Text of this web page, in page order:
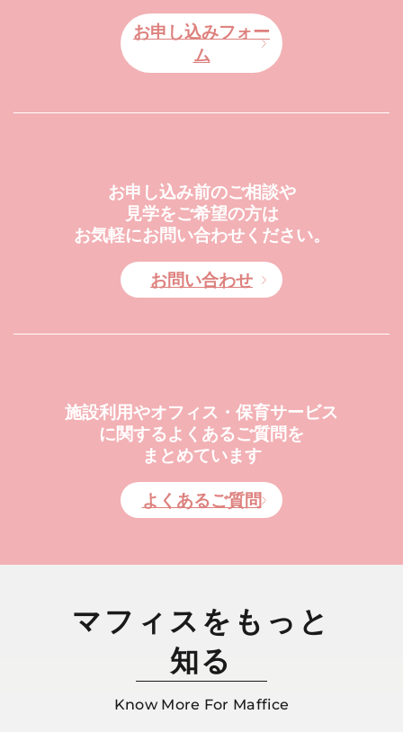
お申し込みフォー
ム
お申し込み前のご相談や
見学をご希望の方は
お気軽にお問い合わせください。
お問い合わせ
施設利用やオフィス・保育サービス
に関するよくあるご質問を
まとめています
よくあるご質問
マフィスをもっと
知る
Know More For Maffice